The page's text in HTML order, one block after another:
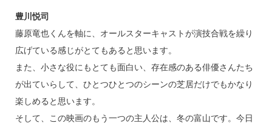
豊川悦司
藤原竜也くんを軸に、オールスターキャストが演技合戦を繰り
広げている感じがとてもあると思います。
また、小さな役にもとても面白い、存在感のある俳優さんたち
が出ていらして、ひとつひとつのシーンの芝居だけでもかなり
楽しめると思います。
そして、この映画のもう一つの主人公は、冬の富山です。今日